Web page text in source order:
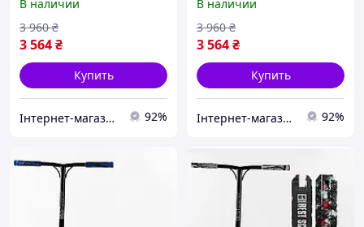
дека принт Firework 100
кг Разноцветный (105677)
В наличии
3 564₴
3 960 ₴
Купить
Інтернет-магазин "Klever" 92%
дека принт Skull biker 100
кг Разноцветный (105678)
В наличии
3 564₴
3 960 ₴
Купить
Інтернет-магазин "Klever" 92%